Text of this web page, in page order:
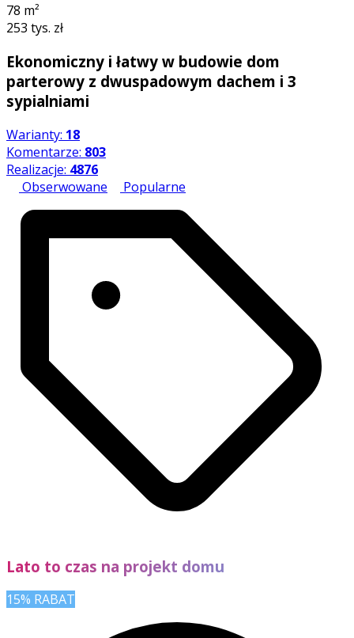
78 m²
253 tys. zł
Ekonomiczny i łatwy w budowie dom
parterowy z dwuspadowym dachem i 3
sypialniami
Warianty: 18
Komentarze: 803
Realizacje: 4876
Obserwowane
Popularne
Lato to czas na projekt domu
15% RABAT